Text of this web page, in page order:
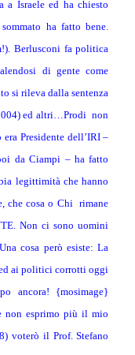
a Israele ed ha chiesto
ha fatto bene.
Berlusconi fa politica
di gente come
si rileva dalla sentenza
ed altri…Prodi non
Presidente dell’IRI –
da Ciampi – ha fatto
legittimità che hanno
che cosa o Chi rimane
Non ci sono uomini
cosa però esiste: La
ai politici corrotti oggi
ancora! {mosimage}
non esprimo più il mio
voterò il Prof. Stefano